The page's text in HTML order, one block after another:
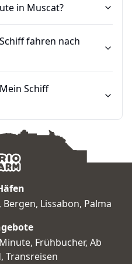
in Muscat?
fahren nach
Schiff
, Bergen, Lissabon, Palma
, Frühbucher, Ab
, Transreisen